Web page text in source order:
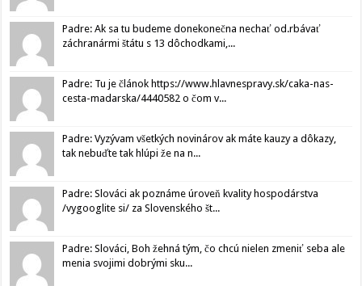
Padre: Ak sa tu budeme donekonečna nechať od.rbávať
záchranármi štátu s 13 dôchodkami,...
Padre: Tu je článok https://www.hlavnespravy.sk/caka-nas-
cesta-madarska/4440582 o čom v...
Padre: Vyzývam všetkých novinárov ak máte kauzy a dôkazy,
tak nebuďte tak hlúpi že na n...
Padre: Slováci ak poznáme úroveň kvality hospodárstva
/vygooglite si/ za Slovenského št...
Padre: Slováci, Boh žehná tým, čo chcú nielen zmeniť seba ale
menia svojimi dobrými sku...